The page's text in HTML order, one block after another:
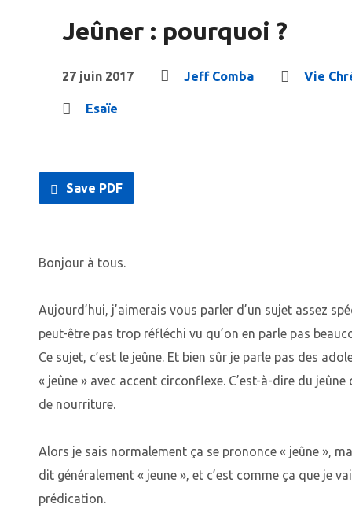
Jeûner : pourquoi ?
27 juin 2017 Jeff Comba Vie
Esaïe
Save PDF
Bonjour à tous.
Aujourd’hui, j’aimerais vous parler d’un sujet assez
peut-être pas trop réfléchi vu qu’on en parle pas
Ce sujet, c’est le jeûne. Et bien sûr je parle pas des
« jeûne » avec accent circonflexe. C’est-à-dire du
de nourriture.
Alors je sais normalement ça se prononce « jeûne »,
dit généralement « jeune », et c’est comme ça que je
prédication.